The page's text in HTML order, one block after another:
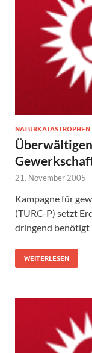
NATURKATASTROPHEN
21. November 2005 -
Kampagne für
(TURC-P) setzt
dringend benötigt
WEITERLESEN